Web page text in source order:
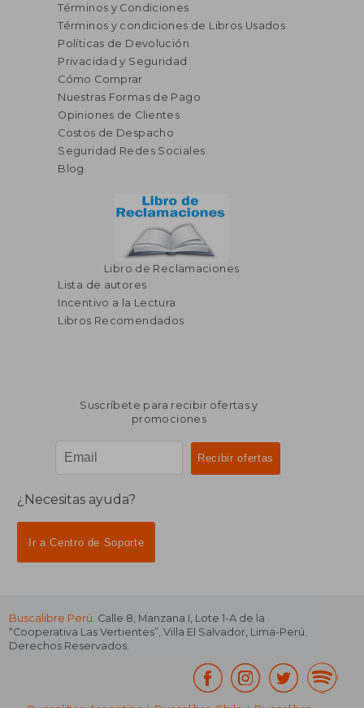
Términos y Condiciones
Términos y condiciones de Libros Usados
Políticas de Devolución
Privacidad y Seguridad
Cómo Comprar
Nuestras Formas de Pago
Opiniones de Clientes
Costos de Despacho
Seguridad Redes Sociales
Blog
Libro de Reclamaciones
Lista de autores
Incentivo a la Lectura
Libros Recomendados
Suscríbete para recibir ofertas y
promociones
¿Necesitas ayuda?
Ir a Centro de Soporte
Buscalibre Perú. Calle 8, Manzana I, Lote 1-A de la
“Cooperativa Las Vertientes”, Villa El Salvador, Lima-Perú.
Derechos Reservados.